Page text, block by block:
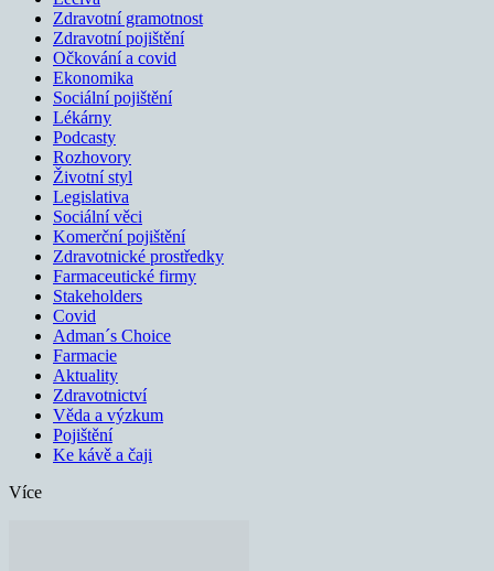
Zdravotní gramotnost
Zdravotní pojištění
Očkování a covid
Ekonomika
Sociální pojištění
Lékárny
Podcasty
Rozhovory
Životní styl
Legislativa
Sociální věci
Komerční pojištění
Zdravotnické prostředky
Farmaceutické firmy
Stakeholders
Covid
Adman´s Choice
Farmacie
Aktuality
Zdravotnictví
Věda a výzkum
Pojištění
Ke kávě a čaji
Více